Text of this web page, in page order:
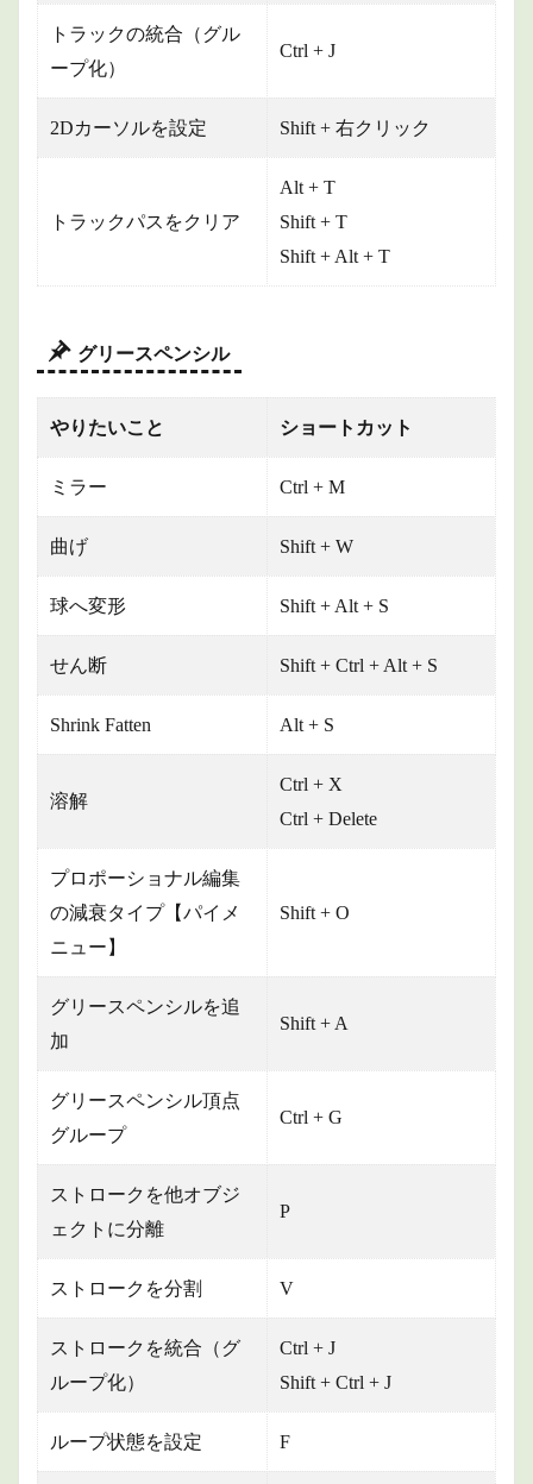
トラックの統合（グル
ープ化）
Ctrl + J
2Dカーソルを設定 Shift + 右クリック
トラックパスをクリア
Alt + T
Shift + T
Shift + Alt + T
グリースペンシル
やりたいこと ショートカット
ミラー Ctrl + M
曲げ Shift + W
球へ変形 Shift + Alt + S
せん断 Shift + Ctrl + Alt + S
Shrink Fatten Alt + S
溶解
Ctrl + X
Ctrl + Delete
プロポーショナル編集
の減衰タイプ【パイメ
ニュー】
Shift + O
グリースペンシルを追
加
Shift + A
グリースペンシル頂点
グループ
Ctrl + G
ストロークを他オブジ
ェクトに分離
P
ストロークを分割 V
ストロークを統合（グ
ループ化）
Ctrl + J
Shift + Ctrl + J
ループ状態を設定 F